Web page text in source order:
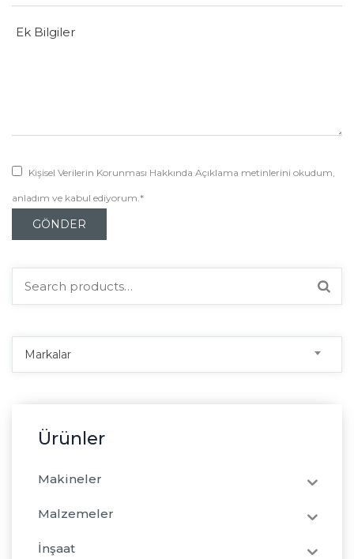
Kişisel Verilerin Korunması Hakkında Açıklama metinlerini okudum,
anladım ve kabul ediyorum.*
Markalar
Ürünler
Makineler
Malzemeler
İnşaat